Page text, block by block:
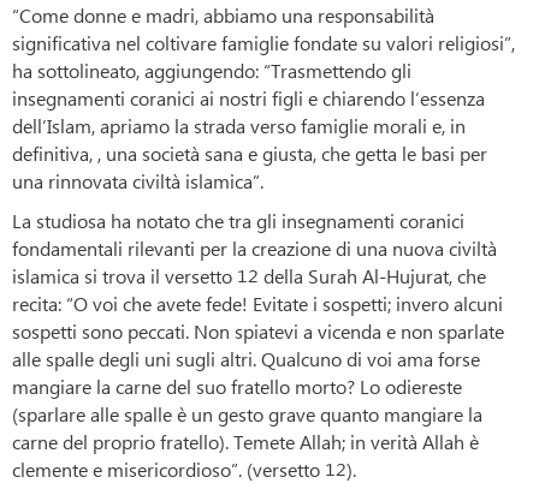
“Come donne e madri, abbiamo una responsabilità
significativa nel coltivare famiglie fondate su valori religiosi”,
ha sottolineato, aggiungendo: “Trasmettendo gli
insegnamenti coranici ai nostri figli e chiarendo l’essenza
dell’Islam, apriamo la strada verso famiglie morali e, in
definitiva, , una società sana e giusta, che getta le basi per
una rinnovata civiltà islamica”.
La studiosa ha notato che tra gli insegnamenti coranici
fondamentali rilevanti per la creazione di una nuova civiltà
islamica si trova il versetto 12 della Surah Al-Hujurat, che
recita: “O voi che avete fede! Evitate i sospetti; invero alcuni
sospetti sono peccati. Non spiatevi a vicenda e non sparlate
alle spalle degli uni sugli altri. Qualcuno di voi ama forse
mangiare la carne del suo fratello morto? Lo odiereste
(sparlare alle spalle è un gesto grave quanto mangiare la
carne del proprio fratello). Temete Allah; in verità Allah è
clemente e misericordioso”. (versetto 12).